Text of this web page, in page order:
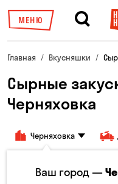
МЕНЮ
Главная Вкусняшки
Сырные
Черняховка
Черняховка
Морепродукты
Ваш город —